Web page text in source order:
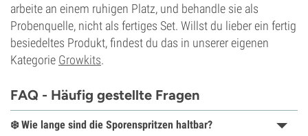
arbeite an einem ruhigen Platz, und behandle sie als
Probenquelle, nicht als fertiges Set. Willst du lieber ein fertig
besiedeltes Produkt, findest du das in unserer eigenen
Kategorie Growkits.
FAQ - Häufig gestellte Fragen
❄️ Wie lange sind die Sporenspritzen haltbar?